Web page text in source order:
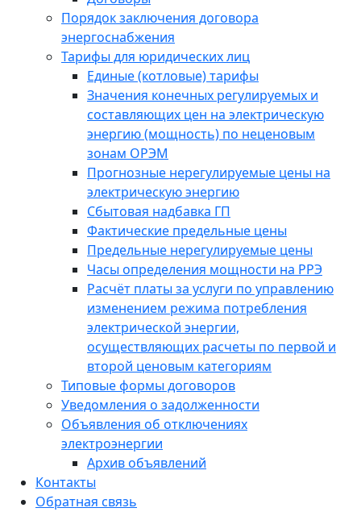
Порядок заключения договора
энергоснабжения
Тарифы для юридических лиц
Единые (котловые) тарифы
Значения конечных регулируемых и
составляющих цен на электрическую
энергию (мощность) по неценовым
зонам ОРЭМ
Прогнозные нерегулируемые цены на
электрическую энергию
Сбытовая надбавка ГП
Фактические предельные цены
Предельные нерегулируемые цены
Часы определения мощности на РРЭ
Расчёт платы за услуги по управлению
изменением режима потребления
электрической энергии,
осуществляющих расчеты по первой и
второй ценовым категориям
Типовые формы договоров
Уведомления о задолженности
Объявления об отключениях
электроэнергии
Архив объявлений
Контакты
Обратная связь